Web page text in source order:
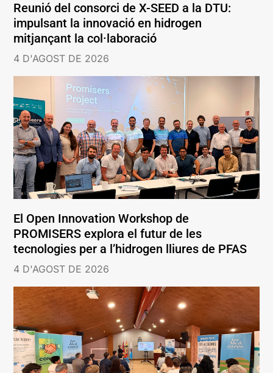
Reunió del consorci de X-SEED a la DTU:
impulsant la innovació en hidrogen
mitjançant la col·laboració
4 D'AGOST DE 2026
El Open Innovation Workshop de
PROMISERS explora el futur de les
tecnologies per a l’hidrogen lliures de PFAS
4 D'AGOST DE 2026